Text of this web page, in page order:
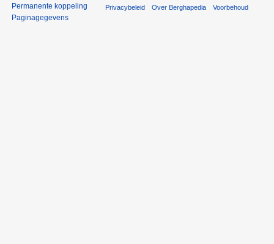
Permanente koppeling
Paginagegevens
Privacybeleid Over Berghapedia Voorbehoud